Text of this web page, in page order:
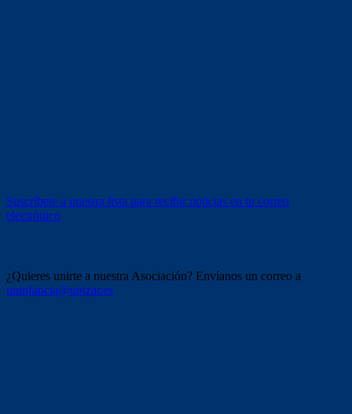
Suscríbete a nuestra lista para recibir noticias en tu correo
electrónico
¿Quieres unirte a nuestra Asociación? Envíanos un correo a
uninfancia@unizar.es